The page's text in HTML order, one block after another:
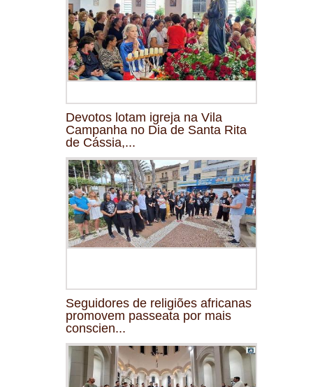
Devotos lotam igreja na Vila
Campanha no Dia de Santa Rita
de Cássia,...
Seguidores de religiões africanas
promovem passeata por mais
conscien...